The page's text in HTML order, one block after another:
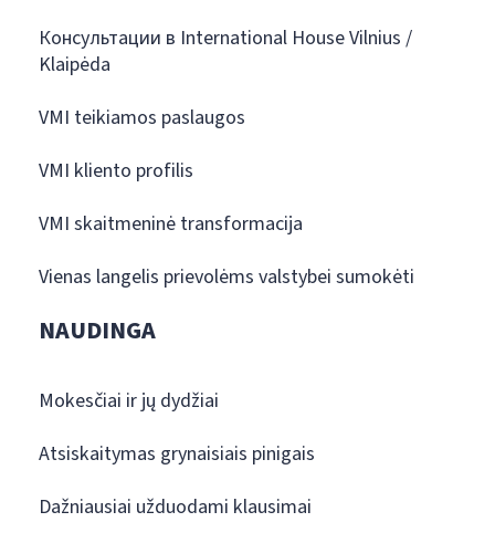
Консультации в International House Vilnius /
Klaipėda
VMI teikiamos paslaugos
VMI kliento profilis
VMI skaitmeninė transformacija
Vienas langelis prievolėms valstybei sumokėti
NAUDINGA
Mokesčiai ir jų dydžiai
Atsiskaitymas grynaisiais pinigais
Dažniausiai užduodami klausimai